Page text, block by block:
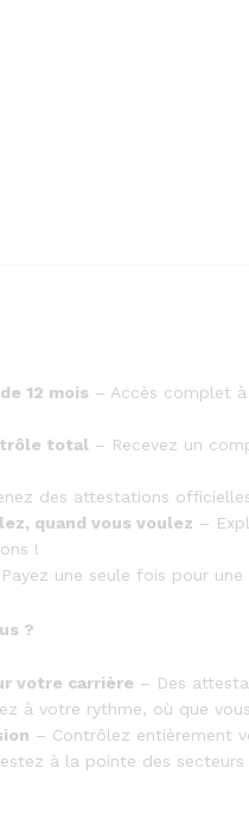
12 mois – Accès complet
total – Recevez un
des attestations
quand vous voulez –
!
une seule fois pour
?
votre carrière – Des
à votre rythme, où que
– Contrôlez entièrement
à la pointe des